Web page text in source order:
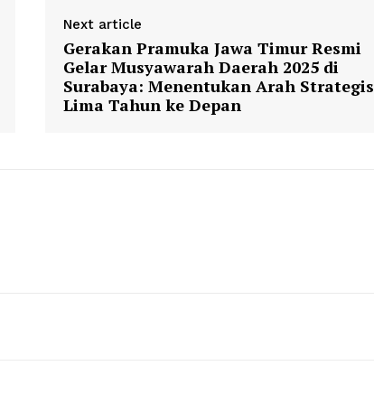
Next article
Gerakan Pramuka Jawa Timur Resmi
Gelar Musyawarah Daerah 2025 di
Surabaya: Menentukan Arah Strategis
Lima Tahun ke Depan